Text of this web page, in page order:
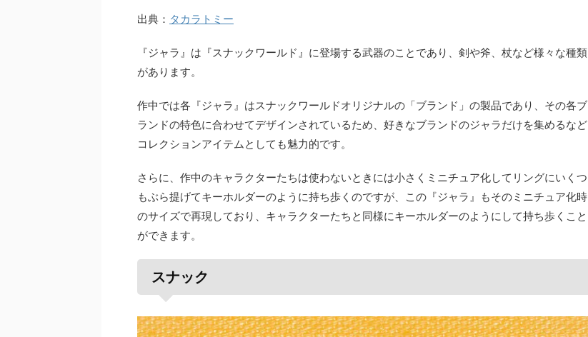
出典： タカラトミー
『ジャラ』は『スナックワールド』に登場する武器のことであり、剣や斧、杖など様々な種類
があります。
作中では各『ジャラ』はスナックワールドオリジナルの「ブランド」の製品であり、その各ブ
ランドの特色に合わせてデザインされているため、好きなブランドのジャラだけを集めるなど
コレクションアイテムとしても魅力的です。
さらに、作中のキャラクターたちは使わないときには小さくミニチュア化してリングにいくつ
もぶら提げてキーホルダーのように持ち歩くのですが、この『ジャラ』もそのミニチュア化時
のサイズで再現しており、キャラクターたちと同様にキーホルダーのようにして持ち歩くこと
ができます。
スナック